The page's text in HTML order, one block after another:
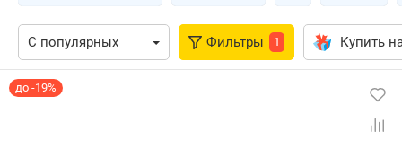
Фильтры 1 Купить
до -19%